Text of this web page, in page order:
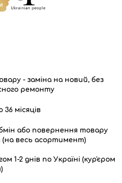
- заміна на новий, без
ремонту
36 місяців
або повернення товару
(на весь асортимент)
1-2 днів по Україні (кур'єром